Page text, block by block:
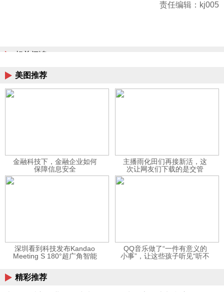
责任编辑：kj005
相关阅读
美图推荐
金融科技下，金融企业如何
保障信息安全
主播雨化田们再接新活，这
次让网友们下载的是交管
12123APP
深圳看到科技发布Kandao
Meeting S 180°超广角智能
QQ音乐做了“一件有意义的
小事”，让这些孩子听见“听不
精彩推荐